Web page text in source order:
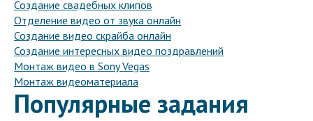
Создание свадебных клипов
Отделение видео от звука онлайн
Создание видео скрайба онлайн
Создание интересных видео поздравлений
Монтаж видео в Sony Vegas
Монтаж видеоматериала
Популярные задания